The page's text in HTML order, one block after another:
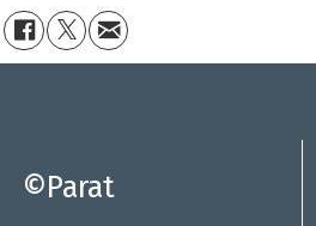
©Parat